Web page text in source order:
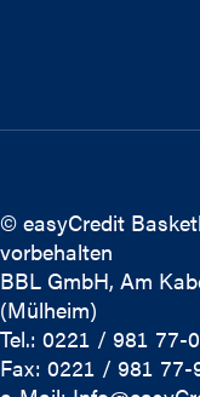
© easyCredit
vorbehalten
BBL GmbH, Am
(Mülheim)
Tel.: 0221 / 981 77-0
Fax: 0221 / 981 77-